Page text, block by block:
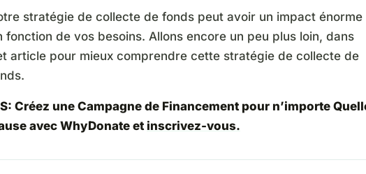
stratégie de collecte de fonds peut avoir un impact énorme
fonction de vos besoins. Allons encore un peu plus loin, dans
article pour mieux comprendre cette stratégie de collecte de
Créez une Campagne de Financement pour n’importe
avec WhyDonate et inscrivez-vous.